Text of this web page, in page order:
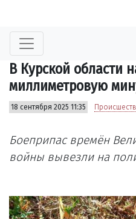
В Курской области
миллиметровую
18 сентября 2025 11:35
Боеприпас времён
войны вывезли на